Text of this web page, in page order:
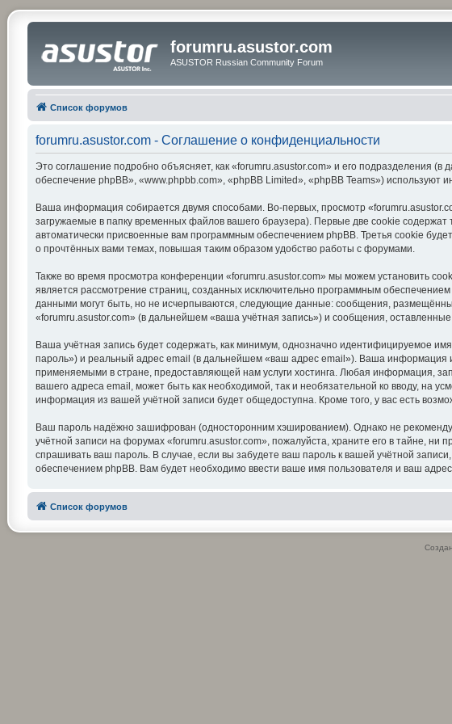
forumru.asustor.com
ASUSTOR Russian Community Forum
Список форумов
forumru.asustor.com - Соглашение о конфиденциальности
Это соглашение подробно объясняет, как «forumru.asustor.com» и его подразделения
обеспечение phpBB», «www.phpbb.com», «phpBB Limited», «phpBB Teams»)
Ваша информация собирается двумя способами. Во-первых, просмотр
загружаемые в папку временных файлов вашего браузера). Первые две cookie
автоматически присвоенные вам программным обеспечением phpBB. Третья cookie
о прочтённых вами темах, повышая таким образом удобство работы с форумами.
Также во время просмотра конференции «forumru.asustor.com» мы можем установить
является рассмотрение страниц, созданных исключительно программным
данными могут быть, но не исчерпываются, следующие данные: сообщения,
«forumru.asustor.com» (в дальнейшем «ваша учётная запись») и сообщения,
Ваша учётная запись будет содержать, как минимум, однозначно идентифицируемое
пароль») и реальный адрес email (в дальнейшем «ваш адрес email»). Ваша информация
применяемыми в стране, предоставляющей нам услуги хостинга. Любая информация,
вашего адреса email, может быть как необходимой, так и необязательной ко вводу, на
информация из вашей учётной записи будет общедоступна. Кроме того, у вас есть
Ваш пароль надёжно зашифрован (односторонним хэшированием). Однако не
учётной записи на форумах «forumru.asustor.com», пожалуйста, храните его в тайне, ни
спрашивать ваш пароль. В случае, если вы забудете ваш пароль к вашей учётной
обеспечением phpBB. Вам будет необходимо ввести ваше имя пользователя и ваш
Список форумов